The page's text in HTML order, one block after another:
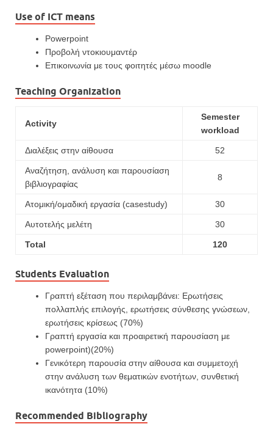
Use of ICT means
Powerpoint
Προβολή ντοκιουμαντέρ
Επικοινωνία με τους φοιτητές μέσω moodle
Teaching Organization
Activity
Semester
workload
Διαλέξεις στην αίθουσα 52
Αναζήτηση, ανάλυση και παρουσίαση
βιβλιογραφίας
8
Ατομική/ομαδική εργασία (casestudy) 30
Αυτοτελής μελέτη 30
Total 120
Students Evaluation
Γραπτή εξέταση που περιλαμβάνει: Ερωτήσεις
πολλαπλής επιλογής, ερωτήσεις σύνθεσης γνώσεων,
ερωτήσεις κρίσεως (70%)
Γραπτή εργασία και προαιρετική παρουσίαση με
powerpoint)(20%)
Γενικότερη παρουσία στην αίθουσα και συμμετοχή
στην ανάλυση των θεματικών ενοτήτων, συνθετική
ικανότητα (10%)
Recommended Bibliography